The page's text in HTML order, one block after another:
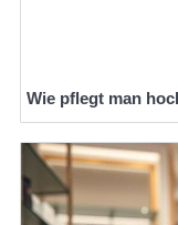
Wie pflegt man